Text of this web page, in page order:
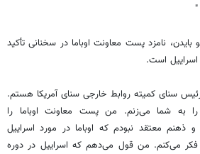
"
نامزد پست معاونت اوباما در سخنانی تأکید
است.
سنای کمیته روابط خارجی سنای آمریکا هستم.
به شما می‌زنم. من پست معاونت اوباما را
ذهنم معتقد نبودم که اوباما در مورد اسراییل
می‌کنم. من قول می‌‌دهم که اسراییل در دوره